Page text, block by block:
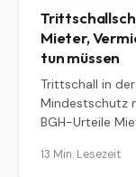
Mieter,
tun müssen
Trittschall in
Mindestschutz
BGH-Urteile
tatsächlich
13 Min. Lesezeit